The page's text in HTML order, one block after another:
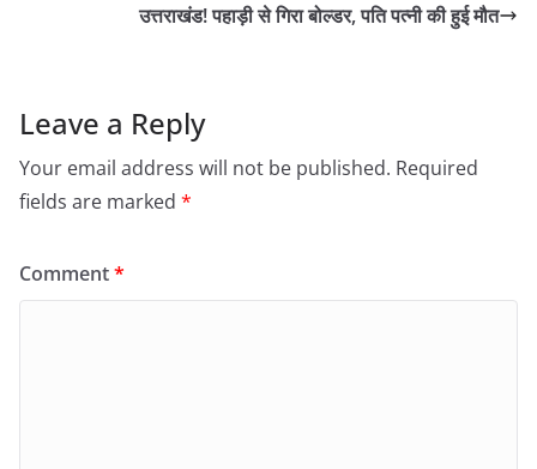
उत्तराखंड! पहाड़ी से गिरा बोल्डर, पति पत्नी की हुई मौत
Leave a Reply
Your email address will not be published. Required
fields are marked *
Comment*